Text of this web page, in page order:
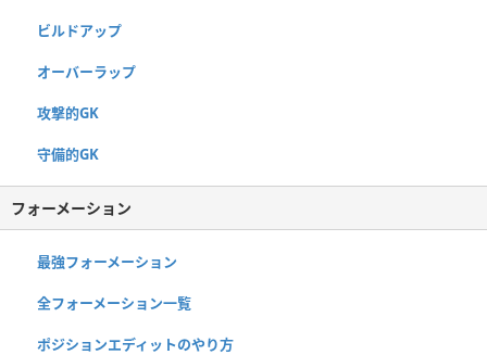
ビルドアップ
オーバーラップ
攻撃的GK
守備的GK
フォーメーション
最強フォーメーション
全フォーメーション一覧
ポジションエディットのやり方